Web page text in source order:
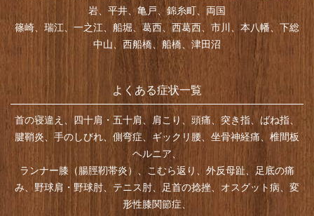
岩、平井、亀戸、錦糸町、両国
篠崎、瑞江、一之江、船堀、葛西、西葛西、市川、本八幡、下総
中山、西船橋、船橋、津田沼
よくある症状一覧
首の寝違え、四十肩・五十肩、肩こり、頭痛、突き指、ばね指、
腱鞘炎、手のしびれ、側弯症、ギックリ腰、坐骨神経痛、椎間板
ヘルニア、
ランナー膝（腸脛靭帯炎）、こむら返り、外反母趾、足底の痛
み、野球肩・野球肘、テニス肘、足首の捻挫、オスグット病、変
形性膝関節症、